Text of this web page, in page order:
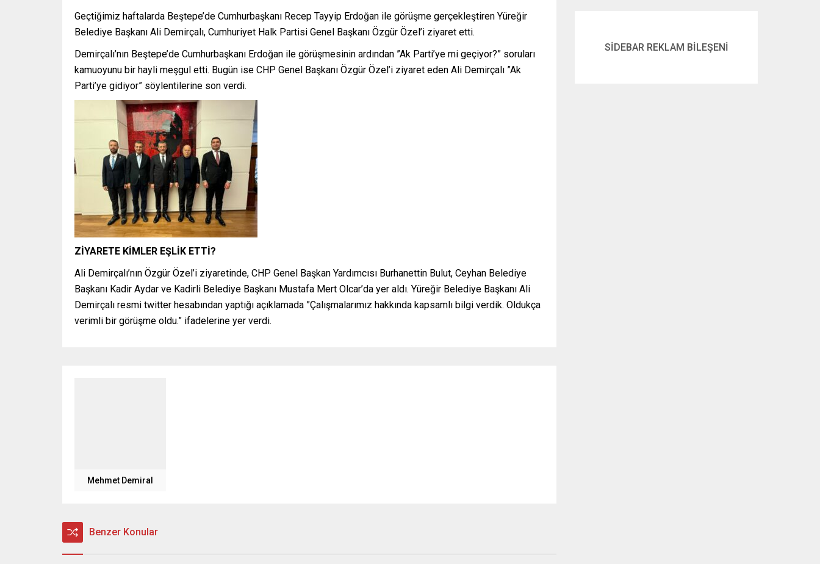
Geçtiğimiz haftalarda Beştepe’de Cumhurbaşkanı Recep Tayyip Erdoğan ile görüşme gerçekleştiren Yüreğir
Belediye Başkanı Ali Demirçalı, Cumhuriyet Halk Partisi Genel Başkanı Özgür Özel’i ziyaret etti.
Demirçalı’nın Beştepe’de Cumhurbaşkanı Erdoğan ile görüşmesinin ardından ”Ak Parti’ye mi geçiyor?” soruları
kamuoyunu bir hayli meşgul etti. Bugün ise CHP Genel Başkanı Özgür Özel’i ziyaret eden Ali Demirçalı ”Ak
Parti’ye gidiyor” söylentilerine son verdi.
ZİYARETE KİMLER EŞLİK ETTİ?
Ali Demirçalı’nın Özgür Özel’i ziyaretinde, CHP Genel Başkan Yardımcısı Burhanettin Bulut, Ceyhan Belediye
Başkanı Kadir Aydar ve Kadirli Belediye Başkanı Mustafa Mert Olcar’da yer aldı. Yüreğir Belediye Başkanı Ali
Demirçalı resmi twitter hesabından yaptığı açıklamada ”Çalışmalarımız hakkında kapsamlı bilgi verdik. Oldukça
verimli bir görüşme oldu.” ifadelerine yer verdi.
Mehmet Demiral
Benzer Konular
SİDEBAR REKLAM BİLEŞENİ